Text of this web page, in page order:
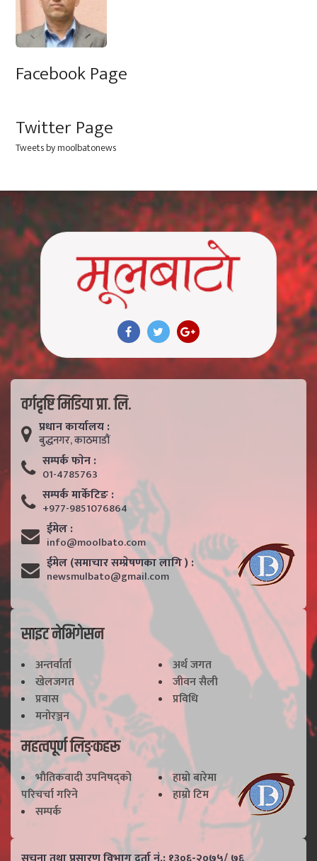
Facebook Page
Twitter Page
Tweets by moolbatonews
वर्गदृष्टि मिडिया प्रा. लि.
प्रधान कार्यालय :
बुद्धनगर, काठमाडाैं
सम्पर्क फाेन :
01-4785763
सम्पर्क मार्केटिङ :
+977-9851076864
ईमेल :
info@moolbato.com
ईमेल (समाचार सम्प्रेषणका लागि ) :
newsmulbato@gmail.com
साइट नेभिगेसन
अन्तर्वार्ता
अर्थ जगत
खेलजगत
जीवन सैली
प्रवास
प्रविधि
मनोरञ्जन
महत्वपूर्ण लिङ्कहरू
भाैतिकवादी उपनिषद्काे
परिचर्चा गरिने
हाम्राे बारेमा
हाम्राे टिम
सम्पर्क